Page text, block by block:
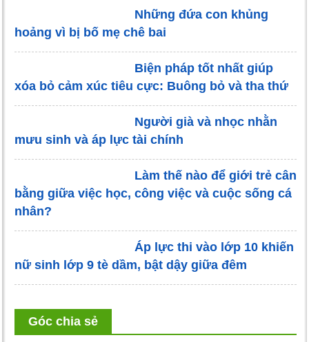
Những đứa con khủng
hoảng vì bị bố mẹ chê bai
Biện pháp tốt nhất giúp
xóa bỏ cảm xúc tiêu cực: Buông bỏ và tha thứ
Người già và nhọc nhằn
mưu sinh và áp lực tài chính
Làm thế nào để giới trẻ cân
bằng giữa việc học, công việc và cuộc sống cá
nhân?
Áp lực thi vào lớp 10 khiến
nữ sinh lớp 9 tè dầm, bật dậy giữa đêm
Góc chia sẻ